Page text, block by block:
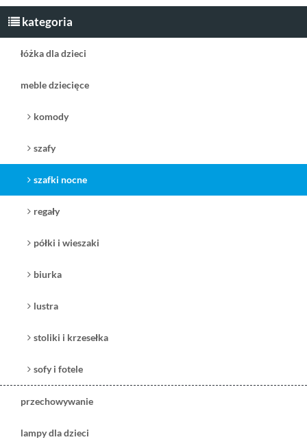
Napisz pierwszą recenzję jako klient!
kategoria
łóżka dla dzieci
meble dziecięce
komody
szafy
szafki nocne
regały
półki i wieszaki
biurka
lustra
stoliki i krzesełka
sofy i fotele
przechowywanie
lampy dla dzieci